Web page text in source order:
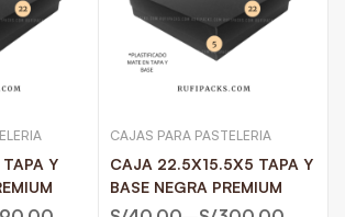
Y
CAJAS PARA PASTELERIA
CAJA 22.5X15.5X5 TAPA Y
BASE NEGRA PREMIUM